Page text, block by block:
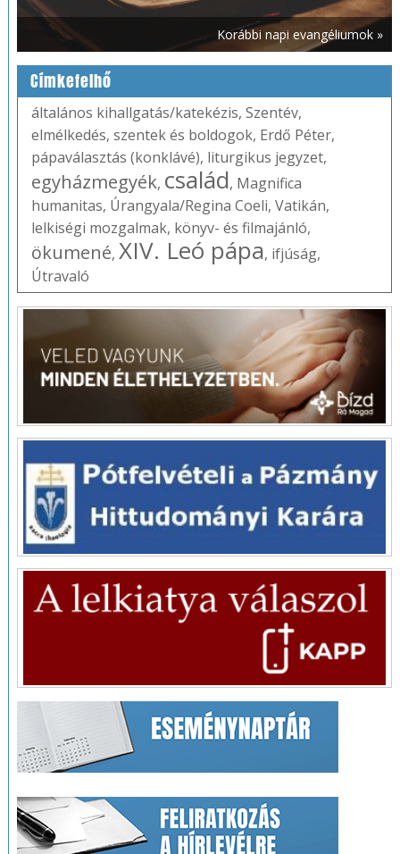
Korábbi napi evangéliumok »
Címkefelhő
általános kihallgatás/katekézis, Szentév,
elmélkedés, szentek és boldogok, Erdő Péter,
pápaválasztás (konklávé), liturgikus jegyzet,
egyházmegyék, család, Magnifica
humanitas, Úrangyala/Regina Coeli, Vatikán,
lelkiségi mozgalmak, könyv- és filmajánló,
ökumené, XIV. Leó pápa, ifjúság,
Útravaló